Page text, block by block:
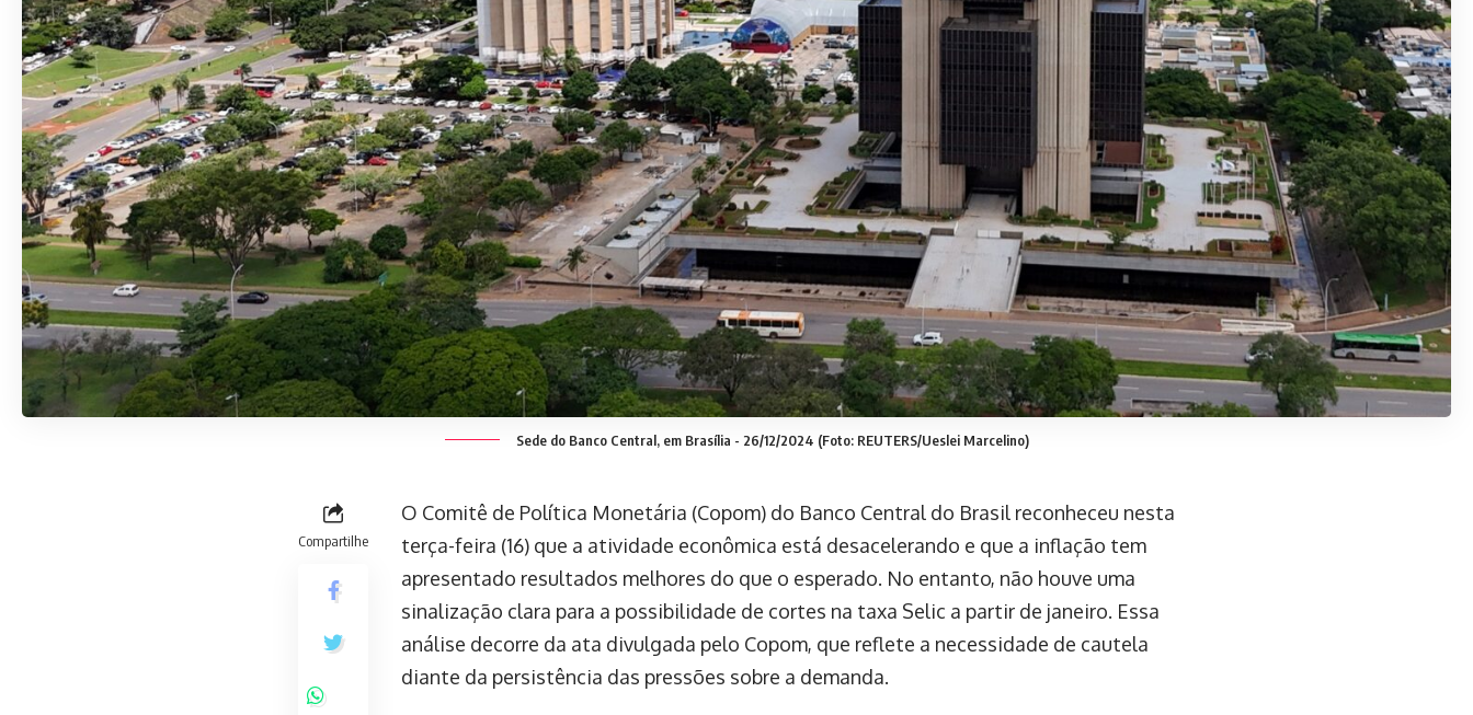
Sede do Banco Central, em Brasília - 26/12/2024 (Foto: REUTERS/Ueslei Marcelino)
Compartilhe
O Comitê de Política Monetária (Copom) do Banco Central do Brasil reconheceu nesta
terça-feira (16) que a atividade econômica está desacelerando e que a inflação tem
apresentado resultados melhores do que o esperado. No entanto, não houve uma
sinalização clara para a possibilidade de cortes na taxa Selic a partir de janeiro. Essa
análise decorre da ata divulgada pelo Copom, que reflete a necessidade de cautela
diante da persistência das pressões sobre a demanda.